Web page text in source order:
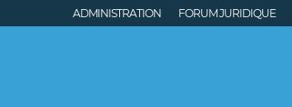
ADMINISTRATION FORUM JURIDIQUE